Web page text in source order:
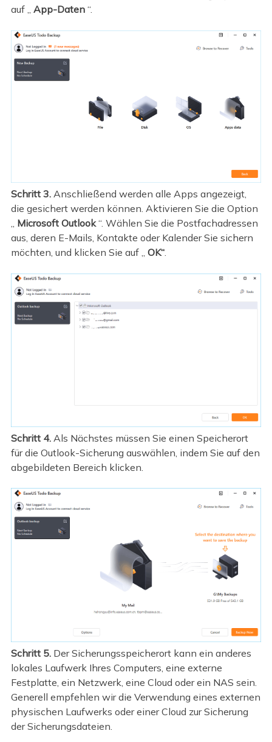
auf „ App-Daten“.
Schritt 3.Anschließend werden alle Apps angezeigt,
die gesichert werden können. Aktivieren Sie die Option
„ Microsoft Outlook“. Wählen Sie die Postfachadressen
aus, deren E-Mails, Kontakte oder Kalender Sie sichern
möchten, und klicken Sie auf „ OK“.
Schritt 4.Als Nächstes müssen Sie einen Speicherort
für die Outlook-Sicherung auswählen, indem Sie auf den
abgebildeten Bereich klicken.
Schritt 5.Der Sicherungsspeicherort kann ein anderes
lokales Laufwerk Ihres Computers, eine externe
Festplatte, ein Netzwerk, eine Cloud oder ein NAS sein.
Generell empfehlen wir die Verwendung eines externen
physischen Laufwerks oder einer Cloud zur Sicherung
der Sicherungsdateien.